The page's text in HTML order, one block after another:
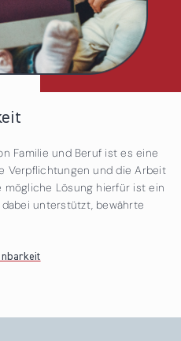
Familie und Beruf ist es eine
Verpflichtungen und die Arbeit
mögliche Lösung hierfür ist ein
unterstützt, bewährte